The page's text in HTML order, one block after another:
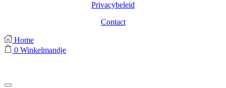
Privacybeleid
Contact
Home
0 Winkelmandje